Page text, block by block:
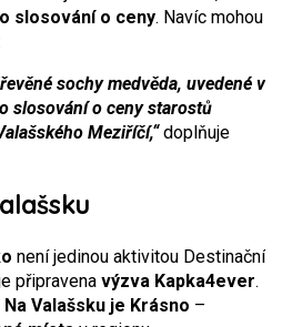
slosování o ceny. Navíc mohou
sochy medvěda, uvedené v
slosování o ceny starostů
Meziříčí,“ doplňuje
není jedinou aktivitou Destinační
připravena výzva Kapka4ever.
Na Valašsku je Krásno –